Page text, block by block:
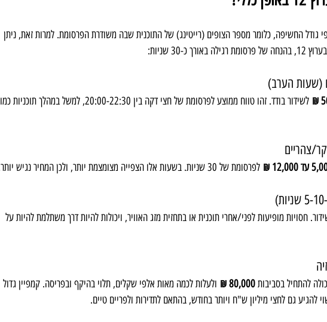
גודל החשיפה, כלומר מספר הצופים (רייטינג) של התוכנית שבה משודרת הפרסומת. למרות זאת, ניתן
30 שניות:
(שעות הערב)
לשידור בודד. זהו טווח ממוצע לפרסומת של חצי דקה בין 20:00-22:30, למשל במהלך תוכניות כמו
צהריים
12,000 ₪ לפרסומת של 30 שניות. בשעות אלו הצפייה מצומצמת יותר, ולכן המחיר נגיש יותר.
חסויות מופיעות לפני/אחרי תוכנית או בתחזית מזג האוויר, ויכולות להיות דרך משתלמת להיות על
להתחיל בסביבות 80,000 ₪
ולעלות לכמה מאות אלפי שקלים, תלוי בהיקף ובפריסה. קמפיין גדול